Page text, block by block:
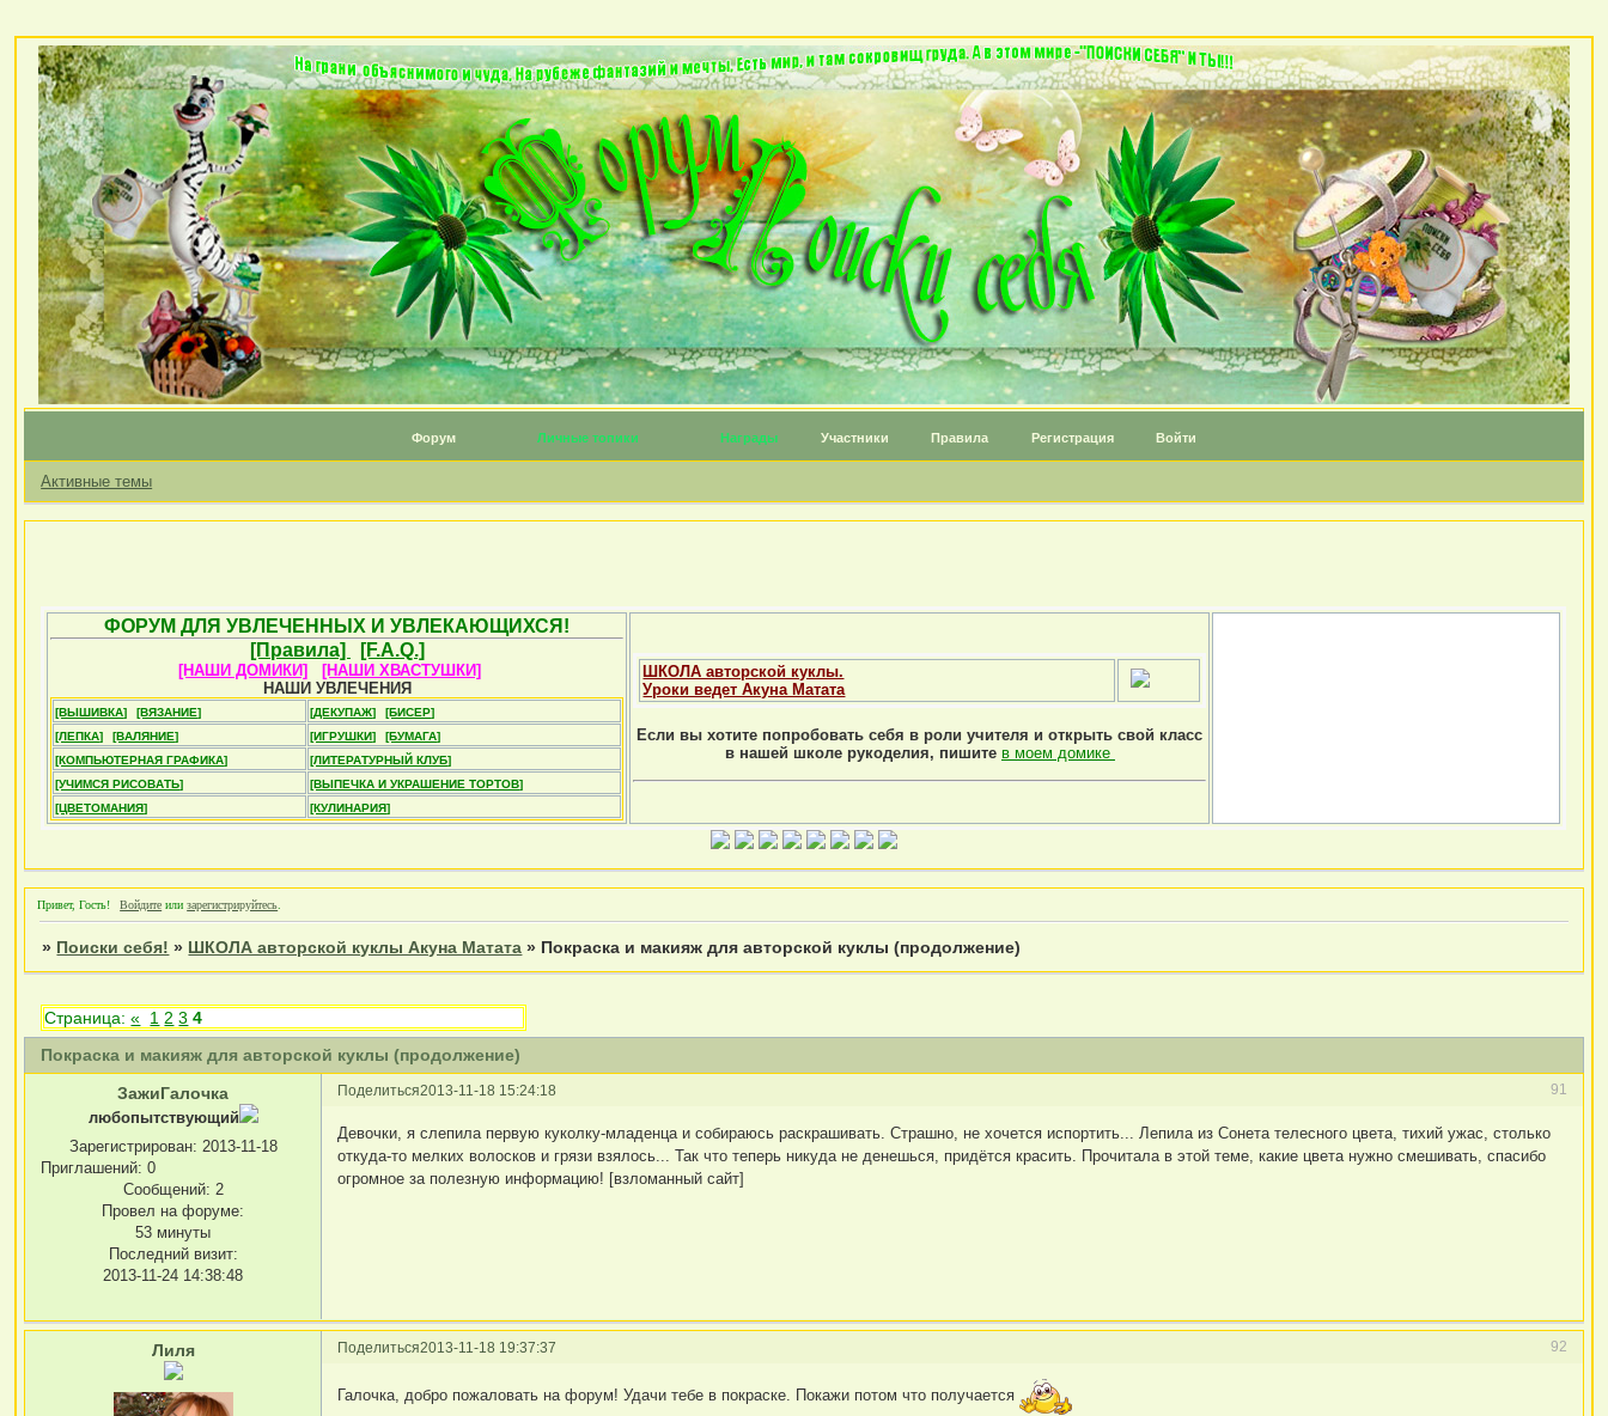
Форум Личные топики Награды Участники Правила Регистрация Войти
Активные темы
ФОРУМ ДЛЯ УВЛЕЧЕННЫХ И УВЛЕКАЮЩИХСЯ!
[Правила]
[F.A.Q.]
[НАШИ ДОМИКИ]
[НАШИ ХВАСТУШКИ]
НАШИ УВЛЕЧЕНИЯ
[ВЫШИВКА] [ВЯЗАНИЕ] [ДЕКУПАЖ]
[БИСЕР]
[ЛЕПКА]
[ВАЛЯНИЕ] [ИГРУШКИ]
[БУМАГА]
[КОМПЬЮТЕРНАЯ ГРАФИКА]
[ЛИТЕРАТУРНЫЙ КЛУБ]
[УЧИМСЯ РИСОВАТЬ]
[ВЫПЕЧКА И УКРАШЕНИЕ ТОРТОВ]
[ЦВЕТОМАНИЯ]
[КУЛИНАРИЯ]
ШКОЛА авторской куклы.
Уроки ведет Акуна Матата
Если вы хотите попробовать себя в роли учителя и открыть свой класс
в нашей школе рукоделия, пишите в моем домике
Привет, Гость! Войдите илизарегистрируйтесь
» Поиски себя! » ШКОЛА авторской куклы Акуна Матата » Покраска и макияж для авторской куклы (продолжение)
Покраска и макияж для авторской куклы (продолжение)
Страница:« 1 2 3 4
Поделиться 91
2013-11-18 15:24:18
ЗажиГалочка
любопытствующий
Зарегистрирован: 2013-11-18
Приглашений: 0
Сообщений: 2
Провел на форуме:
53 минуты
Последний визит:
2013-11-24 14:38:48
Девочки, я слепила первую куколку-младенца и собираюсь раскрашивать. Страшно, не хочется испортить... Лепила из Сонета телесного цвета, тихий ужас, столько
откуда-то мелких волосков и грязи взялось... Так что теперь никуда не денешься, придётся красить. Прочитала в этой теме, какие цвета нужно смешивать, спасибо
огромное за полезную информацию! [взломанный сайт]
Поделиться 92
2013-11-18 19:37:37
Лиля
Галочка, добро пожаловать на форум! Удачи тебе в покраске. Покажи потом что получается